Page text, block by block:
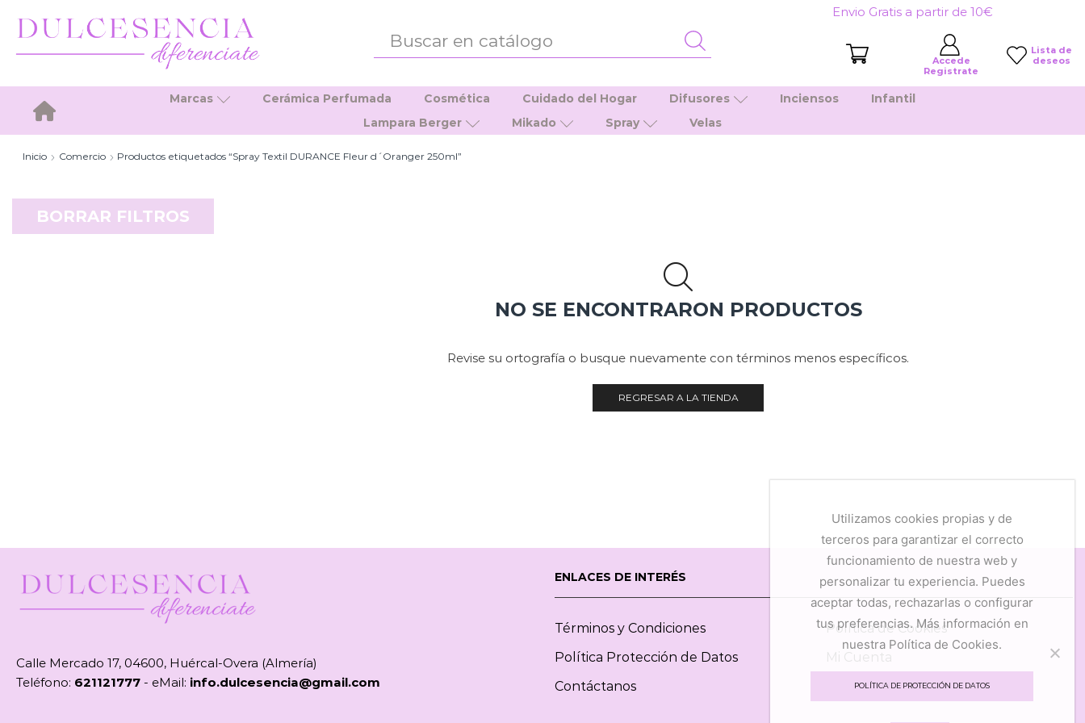
Envio Gratis a partir de 10€
ENTRADA
Accede
Registrate
Lista de
deseos
Inicio
Marcas Cerámica Perfumada Cosmética Cuidado del Hogar Difusores Inciensos
Infantil
Lampara Berger
Mikado Spray Velas
Inicio Comercio Productos etiquetados “Spray Textil DURANCE Fleur d´Oranger 250ml”
NO SE ENCONTRARON PRODUCTOS
Revise su ortografía o busque nuevamente con términos menos específicos.
REGRESAR A LA TIENDA
BORRAR FILTROS
Calle Mercado 17, 04600, Huércal-Overa (Almería)
Teléfono: 621121777 - eMail: info.dulcesencia@gmail.com
ENLACES DE INTERÉS
Términos y Condiciones
Política Protección de Datos
Contáctanos
Política de Cookies
Mi Cuenta
Mis Favoritos
Utilizamos cookies propias y de
terceros para garantizar el correcto
funcionamiento de nuestra web y
personalizar tu experiencia. Puedes
aceptar todas, rechazarlas o configurar
tus preferencias. Más información en
nuestra Política de Cookies.
POLÍTICA DE PROTECCIÓN DE DATOS